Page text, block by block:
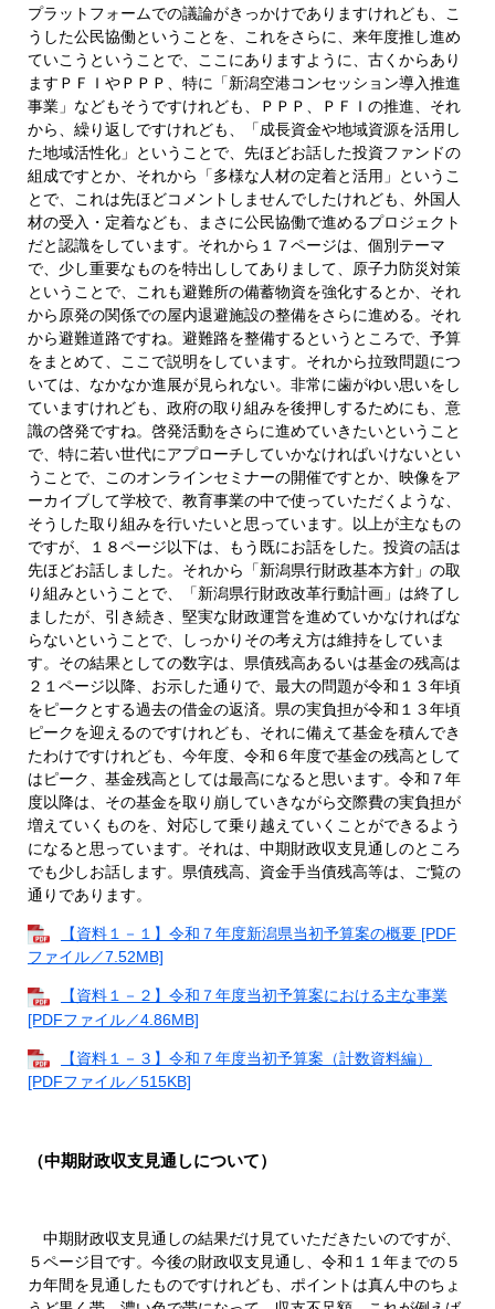
プラットフォームでの議論がきっかけでありますけれども、こ
うした公民協働ということを、これをさらに、来年度推し進め
ていこうということで、ここにありますように、古くからあり
ますＰＦＩやＰＰＰ、特に「新潟空港コンセッション導入推進
事業」などもそうですけれども、ＰＰＰ、ＰＦＩの推進、それ
から、繰り返しですけれども、「成長資金や地域資源を活用し
た地域活性化」ということで、先ほどお話した投資ファンドの
組成ですとか、それから「多様な人材の定着と活用」というこ
とで、これは先ほどコメントしませんでしたけれども、外国人
材の受入・定着なども、まさに公民協働で進めるプロジェクト
だと認識をしています。それから１７ページは、個別テーマ
で、少し重要なものを特出ししてありまして、原子力防災対策
ということで、これも避難所の備蓄物資を強化するとか、それ
から原発の関係での屋内退避施設の整備をさらに進める。それ
から避難道路ですね。避難路を整備するというところで、予算
をまとめて、ここで説明をしています。それから拉致問題につ
いては、なかなか進展が見られない。非常に歯がゆい思いをし
ていますけれども、政府の取り組みを後押しするためにも、意
識の啓発ですね。啓発活動をさらに進めていきたいということ
で、特に若い世代にアプローチしていかなければいけないとい
うことで、このオンラインセミナーの開催ですとか、映像をア
ーカイブして学校で、教育事業の中で使っていただくような、
そうした取り組みを行いたいと思っています。以上が主なもの
ですが、１８ページ以下は、もう既にお話をした。投資の話は
先ほどお話しました。それから「新潟県行財政基本方針」の取
り組みということで、「新潟県行財政改革行動計画」は終了し
ましたが、引き続き、堅実な財政運営を進めていかなければな
らないということで、しっかりその考え方は維持をしていま
す。その結果としての数字は、県債残高あるいは基金の残高は
２１ページ以降、お示した通りで、最大の問題が令和１３年頃
をピークとする過去の借金の返済。県の実負担が令和１３年頃
ピークを迎えるのですけれども、それに備えて基金を積んでき
たわけですけれども、今年度、令和６年度で基金の残高として
はピーク、基金残高としては最高になると思います。令和７年
度以降は、その基金を取り崩していきながら交際費の実負担が
増えていくものを、対応して乗り越えていくことができるよう
になると思っています。それは、中期財政収支見通しのところ
でも少しお話します。県債残高、資金手当債残高等は、ご覧の
通りであります。​​
【資料１－１】令和７年度新潟県当初予算案の概要 [PDF
ファイル／7.52MB]
【資料１－２】令和７年度当初予算案における主な事業
[PDFファイル／4.86MB]
【資料１－３】令和７年度当初予算案（計数資料編）
[PDFファイル／515KB]
（中期財政収支見通しについて）
中期財政収支見通しの結果だけ見ていただきたいのですが、
５ページ目です。今後の財政収支見通し、令和１１年までの５
カ年間を見通したものですけれども、ポイントは真ん中のちょ